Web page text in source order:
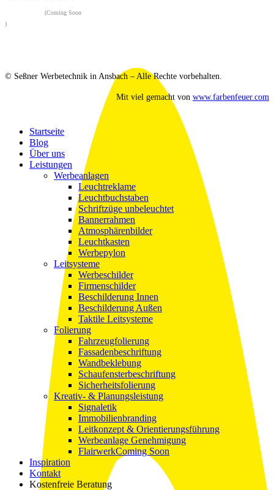
(Coming Soon
)
© Seßner Werbetechnik in Ansbach – Alle Rechte vorbehalten.
Mit viel gemacht von www.farbenfeuer.com
Close
Menu
Startseite
Blog
Über uns
Leistungen
Werbeanlagen
Leuchtreklame
Leuchtbuchstaben
Schriftzüge unbeleuchtet
Bannerrahmen
Atmosphärenbilder
Leuchtkasten
Werbepylon
Leitsysteme
Werbeschilder
Firmenschilder
Beschilderung Innen
Beschilderung Außen
Taktile Leitsysteme
Folierung
Fahrzeugfolierung
Fassadenbeschriftung
Wandbeklebung
Schaufensterbeschriftung
Sicherheitsfolierung
Kreativ- & Planungsleistung
Signaletik
Immobilienbranding
Leitkonzept & Orientierungsführung
Werbeanlage Genehmigung
FlairwerkComing Soon
Inspiration
Kontakt
Kostenfreie Beratung